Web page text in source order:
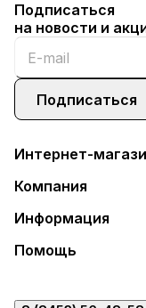
Подписаться
на новости и
Подписаться
Интернет-
Компания
Информация
Помощь